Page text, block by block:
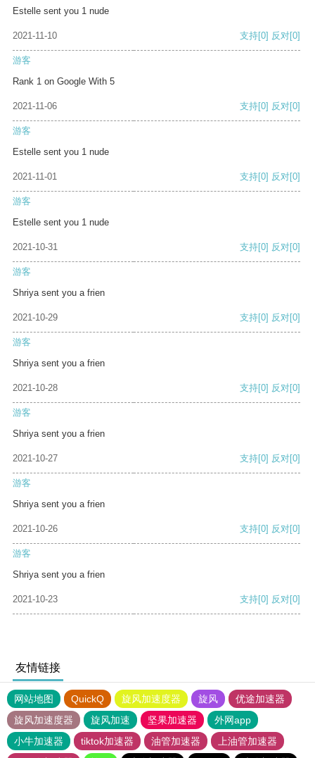
Estelle sent you 1 nude
2021-11-10 支持[0] 反对[0]
游客
Rank 1 on Google With 5
2021-11-06 支持[0] 反对[0]
游客
Estelle sent you 1 nude
2021-11-01 支持[0] 反对[0]
游客
Estelle sent you 1 nude
2021-10-31 支持[0] 反对[0]
游客
Shriya sent you a frien
2021-10-29 支持[0] 反对[0]
游客
Shriya sent you a frien
2021-10-28 支持[0] 反对[0]
游客
Shriya sent you a frien
2021-10-27 支持[0] 反对[0]
游客
Shriya sent you a frien
2021-10-26 支持[0] 反对[0]
游客
Shriya sent you a frien
2021-10-23 支持[0] 反对[0]
友情链接
网站地图 QuickQ 旋风加速度器 旋风
优途加速器
旋风加速度器
旋风加速 坚果加速器
外网app
小牛加速器
tiktok加速器 油管加速器
上油管加速器